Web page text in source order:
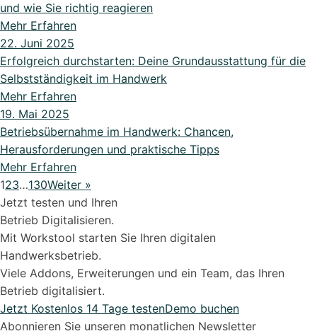
und wie Sie richtig reagieren
Mehr Erfahren
22. Juni 2025
Erfolgreich durchstarten: Deine Grundausstattung für die
Selbstständigkeit im Handwerk
Mehr Erfahren
19. Mai 2025
Betriebsübernahme im Handwerk: Chancen,
Herausforderungen und praktische Tipps
Mehr Erfahren
123…130Weiter »
Jetzt testen und Ihren
Betrieb Digitalisieren.
Mit Workstool starten Sie Ihren digitalen
Handwerksbetrieb.
Viele Addons, Erweiterungen und ein Team, das Ihren
Betrieb digitalisiert.
Jetzt Kostenlos 14 Tage testenDemo buchen
Abonnieren Sie unseren monatlichen Newsletter